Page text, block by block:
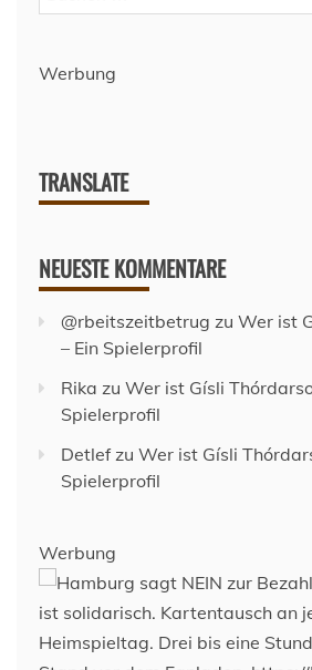
nach:
Werbung
TRANSLATE
NEUESTE KOMMENTARE
@rbeitszeitbetrug zu Wer ist
– Ein Spielerprofil
Rika zu Wer ist Gísli
Spielerprofil
Detlefzu Wer ist Gísli
Spielerprofil
Werbung